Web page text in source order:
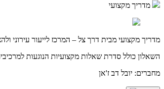
מדריך מקצועי
מדריך מקצועי מבית דרך צל – המרכז לייעור עירוני
השאלון כולל סדרת שאלות מקצועיות הנוגעות
מחברים: יובל דב ז'אן